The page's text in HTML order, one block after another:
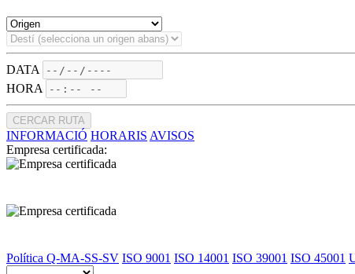
DATA
HORA
CERCAR RUTA
INFORMACIÓ HORARIS AVISOS
Empresa certificada:
Política Q-MA-SS-SV ISO 9001 ISO 14001 ISO 39001 ISO 45001